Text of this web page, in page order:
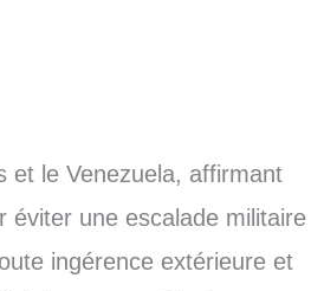
et le Venezuela, affirmant
éviter une escalade militaire
ingérence extérieure et